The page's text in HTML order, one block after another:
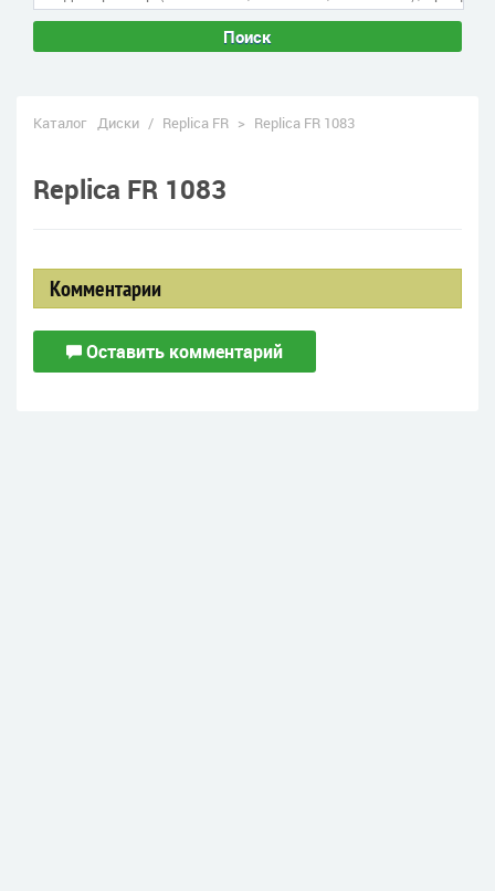
Поиск
Каталог Диски / Replica FR > Replica FR 1083
Replica FR 1083
Комментарии
Оставить комментарий